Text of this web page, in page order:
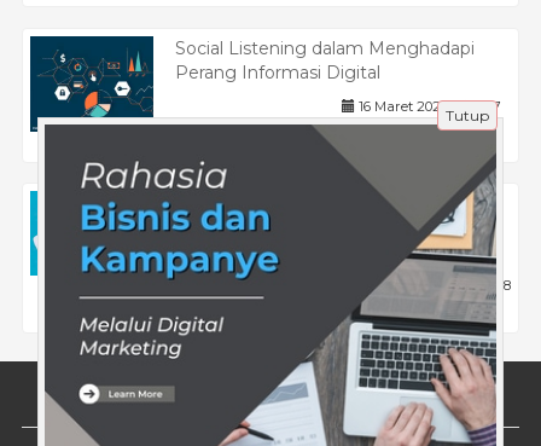
Social Listening dalam Menghadapi
Perang Informasi Digital
16 Maret 2025 | 407
Bagaimana Menggunakan Testimoni
Alumni untuk Promosi Lembaga
Pendidikan?
Tips
8 Maret 2025 | 388
Tentang Kami
Tutup